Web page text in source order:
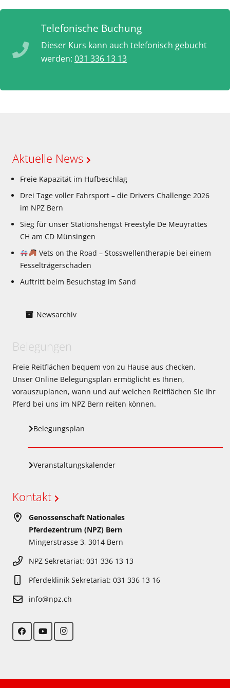
Telefonische Buchung
Dieser Kurs kann auch telefonisch gebucht
werden: 031 336 13 13
Aktuelle News
Freie Kapazität im Hufbeschlag
Drei Tage voller Fahrsport – die Drivers Challenge 2026
im NPZ Bern
Sieg für unser Stationshengst Freestyle De Meuyrattes
CH am CD Münsingen
Vets on the Road – Stosswellentherapie bei einem
Fesselträgerschaden
Auftritt beim Besuchstag im Sand
Newsarchiv
Belegungen
Freie Reitflächen bequem von zu Hause aus checken.
Unser Online Belegungsplan ermöglicht es Ihnen,
vorauszuplanen, wann und auf welchen Reitflächen Sie Ihr
Pferd bei uns im NPZ Bern reiten können.
Belegungsplan
Veranstaltungskalender
Kontakt
Genossenschaft Nationales
Pferdezentrum (NPZ) Bern
Mingerstrasse 3, 3014 Bern
NPZ Sekretariat: 031 336 13 13
Pferdeklinik Sekretariat: 031 336 13 16
info@npz.ch